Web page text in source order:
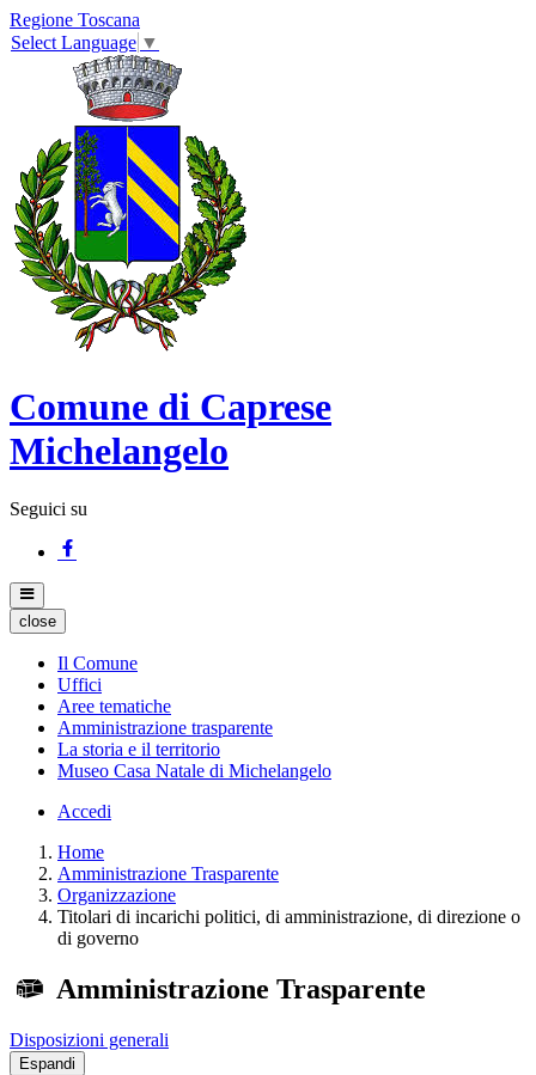
Regione Toscana
Select Language ▼
Comune di Caprese
Michelangelo
Seguici su
close
Il Comune
Uffici
Aree tematiche
Amministrazione trasparente
La storia e il territorio
Museo Casa Natale di Michelangelo
Accedi
Home
Amministrazione Trasparente
Organizzazione
Titolari di incarichi politici, di amministrazione, di direzione o
di governo
Amministrazione Trasparente
Disposizioni generali
Espandi